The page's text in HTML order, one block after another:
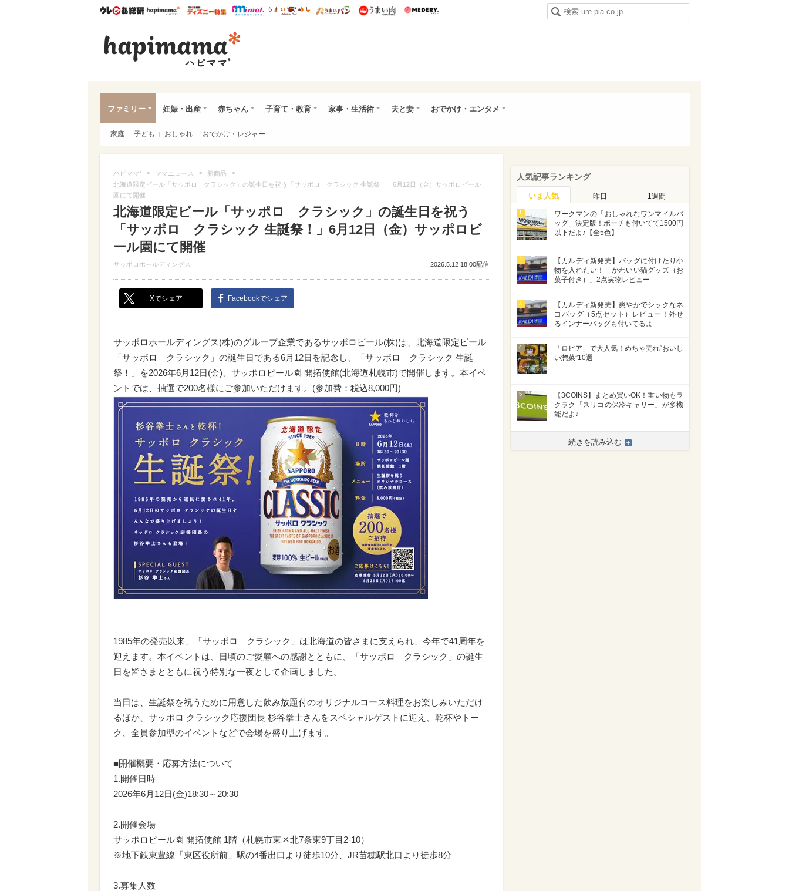
ウレぴあ総研ハピママ* ウレぴあ総研 ディズニー特集
mimot. うまいめし うまいパン うまい肉
ファミリー 妊娠・出産 赤ちゃん 子育て・教育 家事・生活術 夫と妻 おでかけ・エンタメ
家庭 子ども おしゃれ おでかけ・レジャー
ハピママ* > ママニュース > 新商品 >
北海道限定ビール「サッポロ クラシック」の誕生日を祝う「サッポロ クラシック 生誕祭！」6月12日（金）サッポロビール
園にて開催
北海道限定ビール「サッポロ クラシック」の誕生日を祝う
「サッポロ クラシック 生誕祭！」6月12日（金）サッポロビ
ール園にて開催
サッポロホールディングス 2026.5.12 18:00配信
Xでシェア Facebookでシェア
サッポロホールディングス(株)のグループ企業であるサッポロビール(株)は、北海道限定ビール
「サッポロ クラシック」の誕生日である6月12日を記念し、「サッポロ クラシック 生誕
祭！」を2026年6月12日(金)、サッポロビール園 開拓使館(北海道札幌市)で開催します。本イベ
ントでは、抽選で200名様にご参加いただけます。(参加費：税込8,000円)
1985年の発売以来、「サッポロ クラシック」は北海道の皆さまに支えられ、今年で41周年を
迎えます。本イベントは、日頃のご愛顧への感謝とともに、「サッポロ クラシック」の誕生
日を皆さまとともに祝う特別な一夜として企画しました。
当日は、生誕祭を祝うために用意した飲み放題付のオリジナルコース料理をお楽しみいただけ
るほか、サッポロ クラシック応援団長 杉谷拳士さんをスペシャルゲストに迎え、乾杯やトー
ク、全員参加型のイベントなどで会場を盛り上げます。
■開催概要・応募方法について
1.開催日時
2026年6月12日(金)18:30～20:30
2.開催会場
サッポロビール園 開拓使館 1階（札幌市東区北7条東9丁目2-10）
※地下鉄東豊線「東区役所前」駅の4番出口より徒歩10分、JR苗穂駅北口より徒歩8分
3.募集人数
人気記事ランキング
いま人気 昨日 1週間
1
ワークマンの「おしゃれなワンマイルバ
ッグ」決定版！ポーチも付いてて1500円
以下だよ♪【全5色】
2
【カルディ新発売】バッグに付けたり小
物を入れたい！「かわいい猫グッズ（お
菓子付き）」2点実物レビュー
3
【カルディ新発売】爽やかでシックなネ
コバッグ（5点セット）レビュー！外せ
るインナーバッグも付いてるよ
4
「ロピア」で大人気！めちゃ売れ“おいし
い惣菜”10選
5
【3COINS】まとめ買いOK！重い物もラ
クラク「スリコの保冷キャリー」が多機
能だよ♪
続きを読み込む